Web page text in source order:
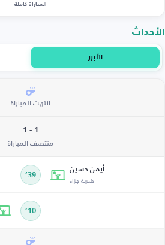
المباراة كاملة
الأحداث
الأبرز
انتهت المباراة
1 - 1
منتصف المباراة
أيمن حسين
ضربة جزاء 39’
10’